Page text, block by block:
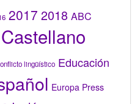
2017 2018 ABC
Castellano
lingüístico Educación
Europa Press